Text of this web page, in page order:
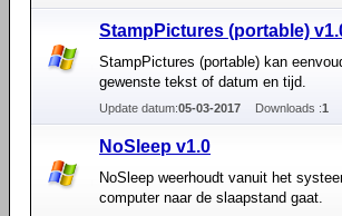
StampPictures (portable)
StampPictures (portable) kan
gewenste tekst of datum en tijd.
Update datum:05-03-2017 Downloads :1
NoSleep v1.0
NoSleep weerhoudt vanuit het
computer naar de slaapstand gaat.